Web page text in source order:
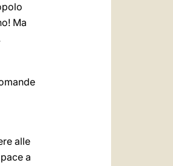
Ma
alle
a